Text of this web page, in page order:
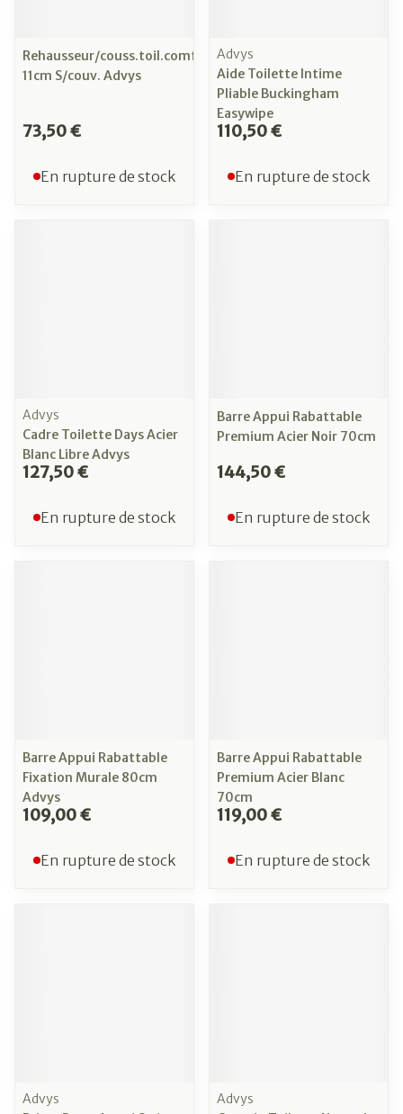
Rehausseur/couss.toil.comfyfoam
11cm S/couv. Advys
73,50 €
En rupture de stock
Advys
Aide Toilette Intime
Pliable Buckingham
Easywipe
110,50 €
En rupture de stock
Advys
Cadre Toilette Days Acier
Blanc Libre Advys
127,50 €
En rupture de stock
Barre Appui Rabattable
Premium Acier Noir 70cm
144,50 €
En rupture de stock
Barre Appui Rabattable
Fixation Murale 80cm
Advys
109,00 €
En rupture de stock
Barre Appui Rabattable
Premium Acier Blanc
70cm
119,00 €
En rupture de stock
Advys
Advys